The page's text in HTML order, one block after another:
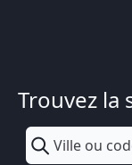
Trouvez la